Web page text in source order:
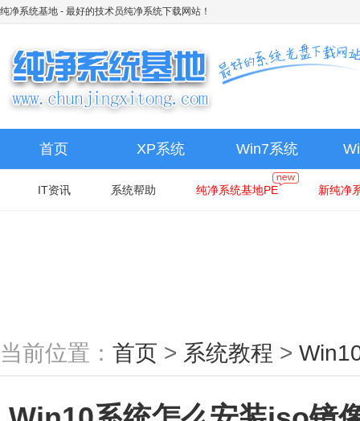
纯净系统基地 - 最好的技术员纯净系统下载网站！
首页 XP系统 Win7系统
IT资讯 系统帮助 纯净系统基地PE 新纯净
当前位置： 首页 > 系统教程 >